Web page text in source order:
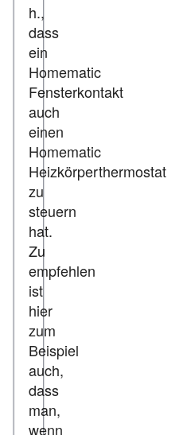
h.,
dass
ein
Homematic
Fensterkontakt
auch
einen
Homematic
Heizkörperthermostat
zu
steuern
hat.
Zu
empfehlen
ist
hier
zum
Beispiel
auch,
dass
man,
wenn